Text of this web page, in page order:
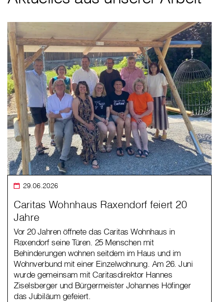
29.06.2026
Caritas Wohnhaus Raxendorf feiert 20
Jahre
Vor 20 Jahren öffnete das Caritas Wohnhaus in
Raxendorf seine Türen. 25 Menschen mit
Behinderungen wohnen seitdem im Haus und im
Wohnverbund mit einer Einzelwohnung. Am 26. Juni
wurde gemeinsam mit Caritasdirektor Hannes
Ziselsberger und Bürgermeister Johannes Höfinger
das Jubiläum gefeiert.